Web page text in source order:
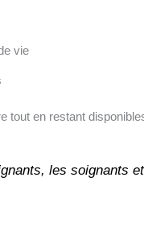
vie
tout en restant
les soignants